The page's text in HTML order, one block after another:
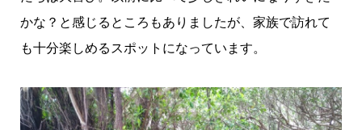
かな？と感じるところもありましたが、家族で訪れて
も十分楽しめるスポットになっています。